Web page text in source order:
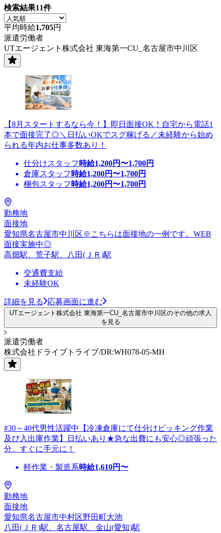
検索結果11件
平均時給1,705円
派遣労働者
UTエージェント株式会社 東海第一CU_名古屋市中川区
【8月スタートするなら今！】即日面接OK！自宅から電話1
本で面接完了◎＼日払いOKでスグ稼げる／未経験から始め
られる年内お仕事多数あり！
仕分けスタッフ 時給1,200円〜1,700円
倉庫スタッフ 時給1,200円〜1,700円
梱包スタッフ 時給1,200円〜1,700円
勤務地
面接地
愛知県名古屋市中川区※こちらは面接地の一例です。WEB
面接実施中◎
高畑駅、荒子駅、八田(ＪＲ)駅
交通費支給
未経験OK
詳細を見る 応募画面に進む
UTエージェント株式会社 東海第一CU_名古屋市中川区のその他の求人
を見る
派遣労働者
株式会社ドライブトライブ/DR:WH078-05-MH
#30～40代男性活躍中【冷凍倉庫にて仕分けピッキング作業
及び入出庫作業】日払いあり★急な出費にも安心◎頑張った
分、すぐに手元に！
軽作業・製造系時給1,610円〜
勤務地
面接地
愛知県名古屋市中村区野田町大池
八田(ＪＲ)駅、名古屋駅、金山(愛知)駅